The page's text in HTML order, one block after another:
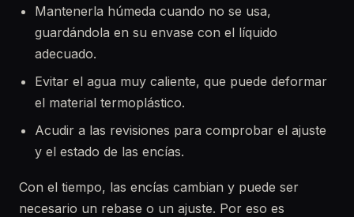
Mantenerla húmeda cuando no se usa,
guardándola en su envase con el líquido
adecuado.
Evitar el agua muy caliente, que puede deformar
el material termoplástico.
Acudir a las revisiones para comprobar el ajuste
y el estado de las encías.
Con el tiempo, las encías cambian y puede ser
necesario un rebase o un ajuste. Por eso es